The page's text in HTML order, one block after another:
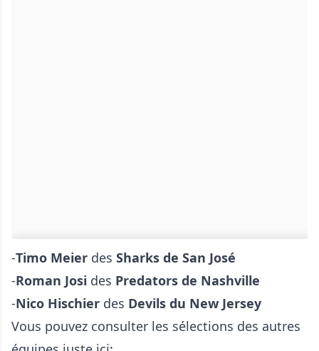
-Timo Meier des Sharks de San José
-Roman Josi des Predators de Nashville
-Nico Hischier des Devils du New Jersey
Vous pouvez consulter les sélections des autres